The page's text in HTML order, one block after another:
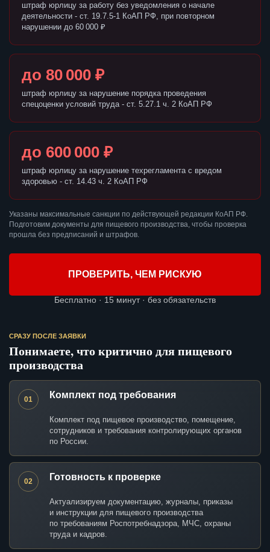
штраф юрлицу за работу без уведомления о начале
деятельности - ст. 19.7.5-1 КоАП РФ, при повторном
нарушении до 60 000 ₽
до 80 000 ₽
штраф юрлицу за нарушение порядка проведения
спецоценки условий труда - ст. 5.27.1 ч. 2 КоАП РФ
до 600 000 ₽
штраф юрлицу за нарушение техрегламента с вредом
здоровью - ст. 14.43 ч. 2 КоАП РФ
Указаны максимальные санкции по действующей редакции КоАП РФ.
Подготовим документы для пищевого производства, чтобы проверка
прошла без предписаний и штрафов.
ПРОВЕРИТЬ, ЧЕМ РИСКУЮ
Бесплатно · 15 минут · без обязательств
СРАЗУ ПОСЛЕ ЗАЯВКИ
Понимаете, что критично для пищевого
производства
01 Комплект под требования
Комплект под пищевое производство, помещение,
сотрудников и требования контролирующих органов
по России.
02 Готовность к проверке
Актуализируем документацию, журналы, приказы
и инструкции для пищевого производства
по требованиям Роспотребнадзора, МЧС, охраны
труда и кадров.